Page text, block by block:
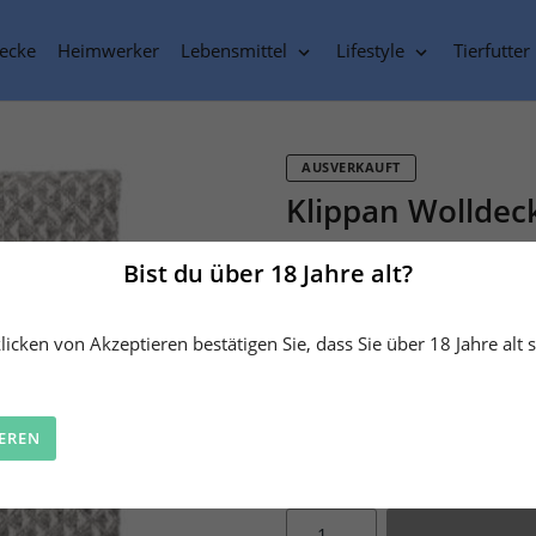
Bist du über 18 Jahre alt?
von Akzeptieren bestätigen Sie, dass Sie über 18 Jahre alt
Heimwerker Lebensmittel Lifestyle Tierfutter
AUSVERKAUFT
Klippan
Artikelnummer
Ausverkauft